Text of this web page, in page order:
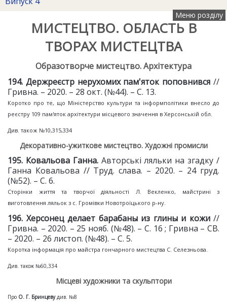
Меню розділу
МИСТЕЦТВО. ОБЛАСТЬ В
ТВОРАХ МИСТЕЦТВА
Образотворче мистецтво. Архітектура
194. Держреєстр нерухомих пам'яток поповнився //
Гривна. – 2020. – 28 окт. (№44). – С. 13.
Коротко про те, що Міністерство культури та інформполітики внесло до
реєстру 109 пам'яток архітектури місцевого значення в Херсонській обл.
Див. також №10,315,334
Декоративно-ужиткове мистецтво. Художні промисли
195. Ковальова Ганна. Авторські ляльки на згадку /
Ганна Ковальова // Труд. слава. – 2020. – 24 груд.
(№52). – С. 6.
Сторінки життя та творчої діяльності Л. Векленко, майстрині з
виготовлення ляльок з с. Громівки Новотроїцького р-ну.
196. Херсонец делает барабаны из глины и кожи//
Гривна. – 2020. – 25 нояб. (№48). – С. 16 ; Гривна – СВ.
– 2020. – 26 листоп. (№48). – С. 5.
Коротка інформація про майстра гончарного мистецтва С. Селезньова.
Див. також №60,334
Місцеві художники та скульптори
Про О. Г. Бринцевудив. №8